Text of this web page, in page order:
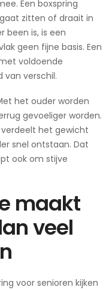
Een boxspring
zitten of draait in
been is, is een
geen fijne basis. Een
voldoende
van verschil.
het ouder worden
gevoeliger worden.
het gewicht
snel ontstaan. Dat
ook om stijve
maakt
veel
voor senioren kijken